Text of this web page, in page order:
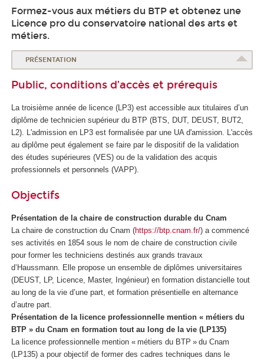
Formez-vous aux métiers du BTP et obtenez une
Licence pro du conservatoire national des arts et
métiers.
PRÉSENTATION
Public, conditions d’accès et prérequis
La troisième année de licence (LP3) est accessible aux titulaires d’un
diplôme de technicien supérieur du BTP (BTS, DUT, DEUST, BUT2,
L2). L'admission en LP3 est formalisée par une UAd'amission. L'accès
au diplôme peut également se faire par le dispositif de la validation
des études supérieures (VES) ou de la validation des acquis
professionnels et personnels (VAPP).
Objectifs
Présentation de la chaire de construction durable du Cnam
La chaire de construction du Cnam (https://btp.cnam.fr/) a commencé
ses activités en 1854 sous le nom de chaire de construction civile
pour former les techniciens destinés aux grands travaux
d’Haussmann. Elle propose un ensemble de diplômes universitaires
(DEUST, LP, Licence, Master, Ingénieur) en formation distancielle tout
au long de la vie d’une part, et formation présentielle en alternance
d’autre part.
Présentation de la licence professionnelle mention « métiers du
BTP » du Cnam en formation tout au long de la vie (LP135)
La licence professionnelle mention « métiers du BTP » du Cnam
(LP135) a pour objectif de former des cadres techniques dans le